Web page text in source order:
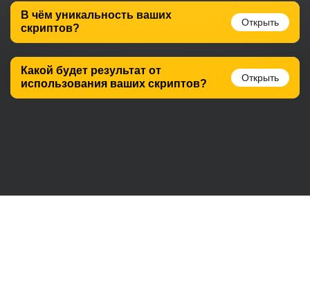
В чём уникальность ваших
скриптов?
Какой будет результат от
использования ваших скриптов?